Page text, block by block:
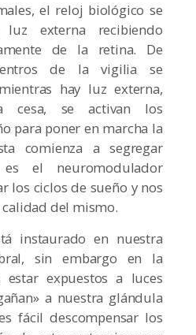
el reloj biológico se
externa recibiendo
de la retina. De
de la vigilia se
hay luz externa,
cesa, se activan los
para poner en marcha la
comienza a segregar
el neuromodulador
los ciclos de sueño y nos
del mismo.
instaurado en nuestra
sin embargo en la
estar expuestos a luces
a nuestra glándula
fácil descompensar los